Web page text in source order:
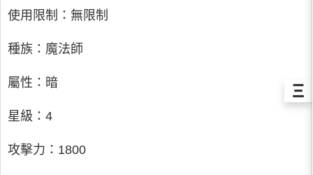
使用限制：無限制
種族：魔法師
屬性：暗
星級：4
攻擊力：1800
Ξ